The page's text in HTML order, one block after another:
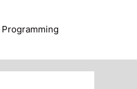
Programming